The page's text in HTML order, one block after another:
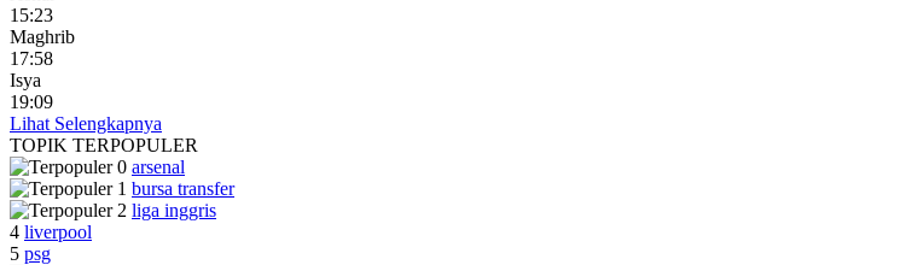
15:23
Maghrib
17:58
Isya
19:09
Lihat Selengkapnya
TOPIK TERPOPULER
arsenal
bursa transfer
liga inggris
4 liverpool
5 psg